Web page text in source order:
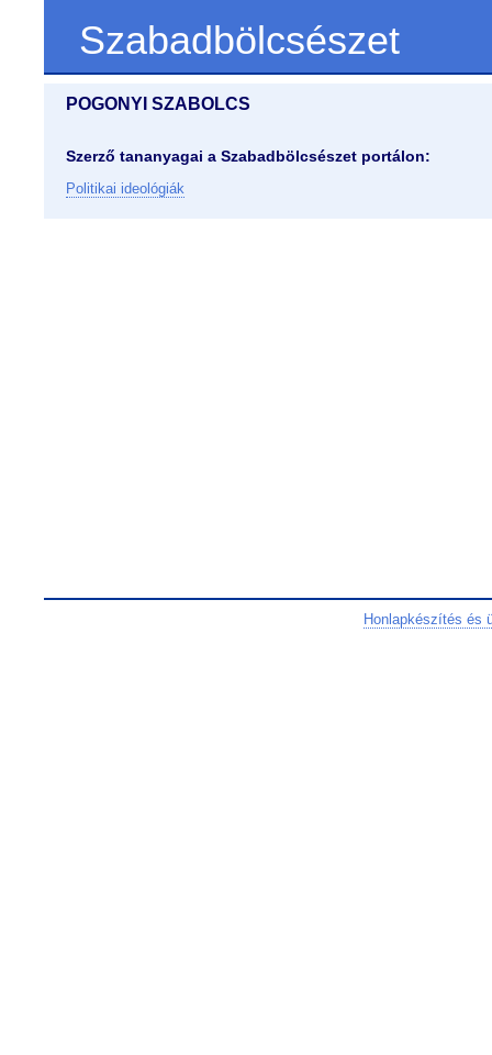
Szabadbölcsészet
POGONYI SZABOLCS
Szerző tananyagai a Szabadbölcsészet portálon:
Politikai ideológiák
Honlapkészítés és